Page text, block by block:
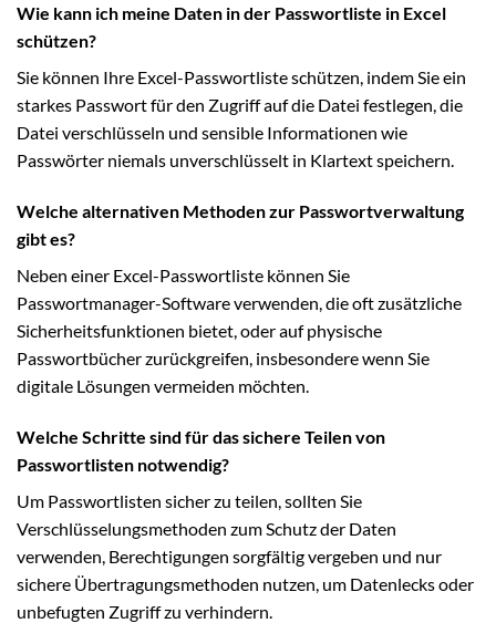
Wie kann ich meine Daten in der Passwortliste in Excel
schützen?
Sie können Ihre Excel-Passwortliste schützen, indem Sie ein
starkes Passwort für den Zugriff auf die Datei festlegen, die
Datei verschlüsseln und sensible Informationen wie
Passwörter niemals unverschlüsselt in Klartext speichern.
Welche alternativen Methoden zur Passwortverwaltung
gibt es?
Neben einer Excel-Passwortliste können Sie
Passwortmanager-Software verwenden, die oft zusätzliche
Sicherheitsfunktionen bietet, oder auf physische
Passwortbücher zurückgreifen, insbesondere wenn Sie
digitale Lösungen vermeiden möchten.
Welche Schritte sind für das sichere Teilen von
Passwortlisten notwendig?
Um Passwortlisten sicher zu teilen, sollten Sie
Verschlüsselungsmethoden zum Schutz der Daten
verwenden, Berechtigungen sorgfältig vergeben und nur
sichere Übertragungsmethoden nutzen, um Datenlecks oder
unbefugten Zugriff zu verhindern.